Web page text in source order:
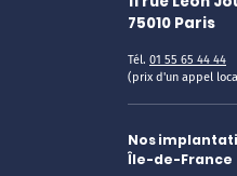
75010 Paris
Tél. 01 55 65 44 44
(prix d'un appel
Nos
Île-de-France